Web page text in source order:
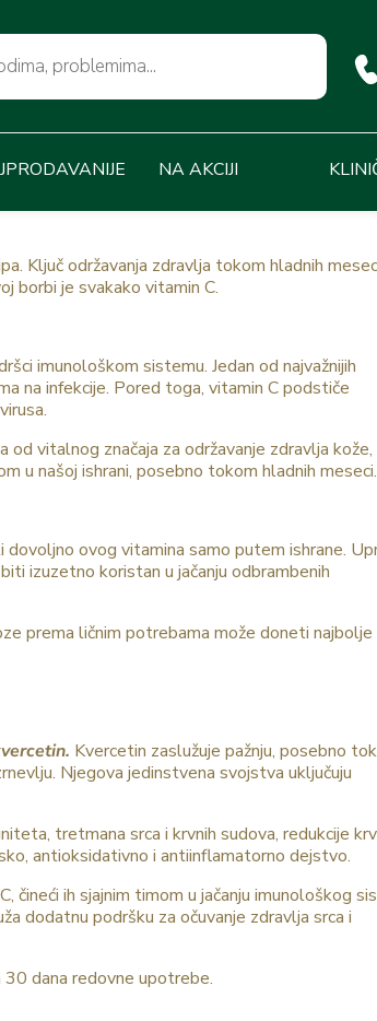
NA AKCIJI
Ključ održavanja zdravlja tokom hladnih
borbi je svakako vitamin C.
imunološkom sistemu. Jedan od najvažnijih
na infekcije. Pored toga, vitamin C podstiče
od vitalnog značaja za održavanje zdravlja kože,
u našoj ishrani, posebno tokom hladnih meseci.
ovog vitamina samo putem ishrane.
izuzetno koristan u jačanju odbrambenih
prema ličnim potrebama može doneti najbolje
Kvercetin zaslužuje pažnju, posebno
Njegova jedinstvena svojstva uključuju
tretmana srca i krvnih sudova, redukcije
antioksidativno i antiinflamatorno dejstvo.
ih sjajnim timom u jačanju imunološkog
dodatnu podršku za očuvanje zdravlja srca i
dana redovne upotrebe.